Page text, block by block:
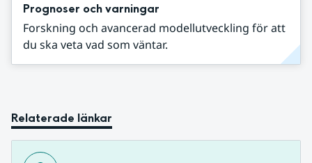
Prognoser och varningar
Forskning och avancerad modellutveckling för att
du ska veta vad som väntar.
Relaterade länkar